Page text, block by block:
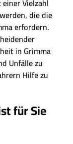
Vielzahl
die die
erfordern.
in Grimma
Unfälle zu
Hilfe zu
für Sie